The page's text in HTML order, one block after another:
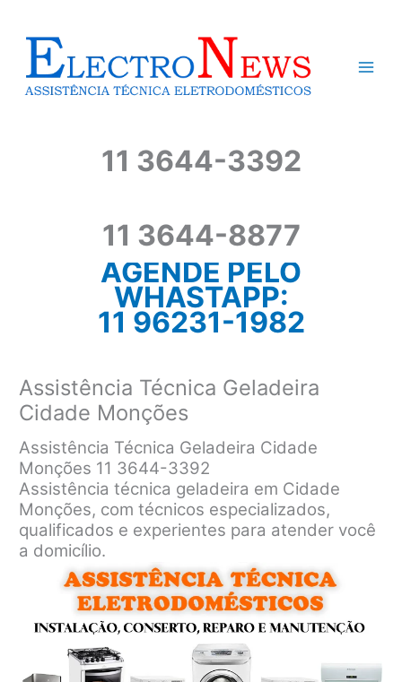
conteúdo
11 3644-3392
11 3644-8877
AGENDE PELO
WHASTAPP:
11 96231-1982
Assistência Técnica Geladeira
Cidade Monções
Assistência Técnica Geladeira Cidade
Monções 11 3644-3392
Assistência técnica geladeira em Cidade
Monções, com técnicos especializados,
qualificados e experientes para atender você
a domicílio.